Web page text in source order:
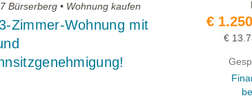
Bürserberg • Wohnung kaufen
Zimmer-Wohnung mit
€
€